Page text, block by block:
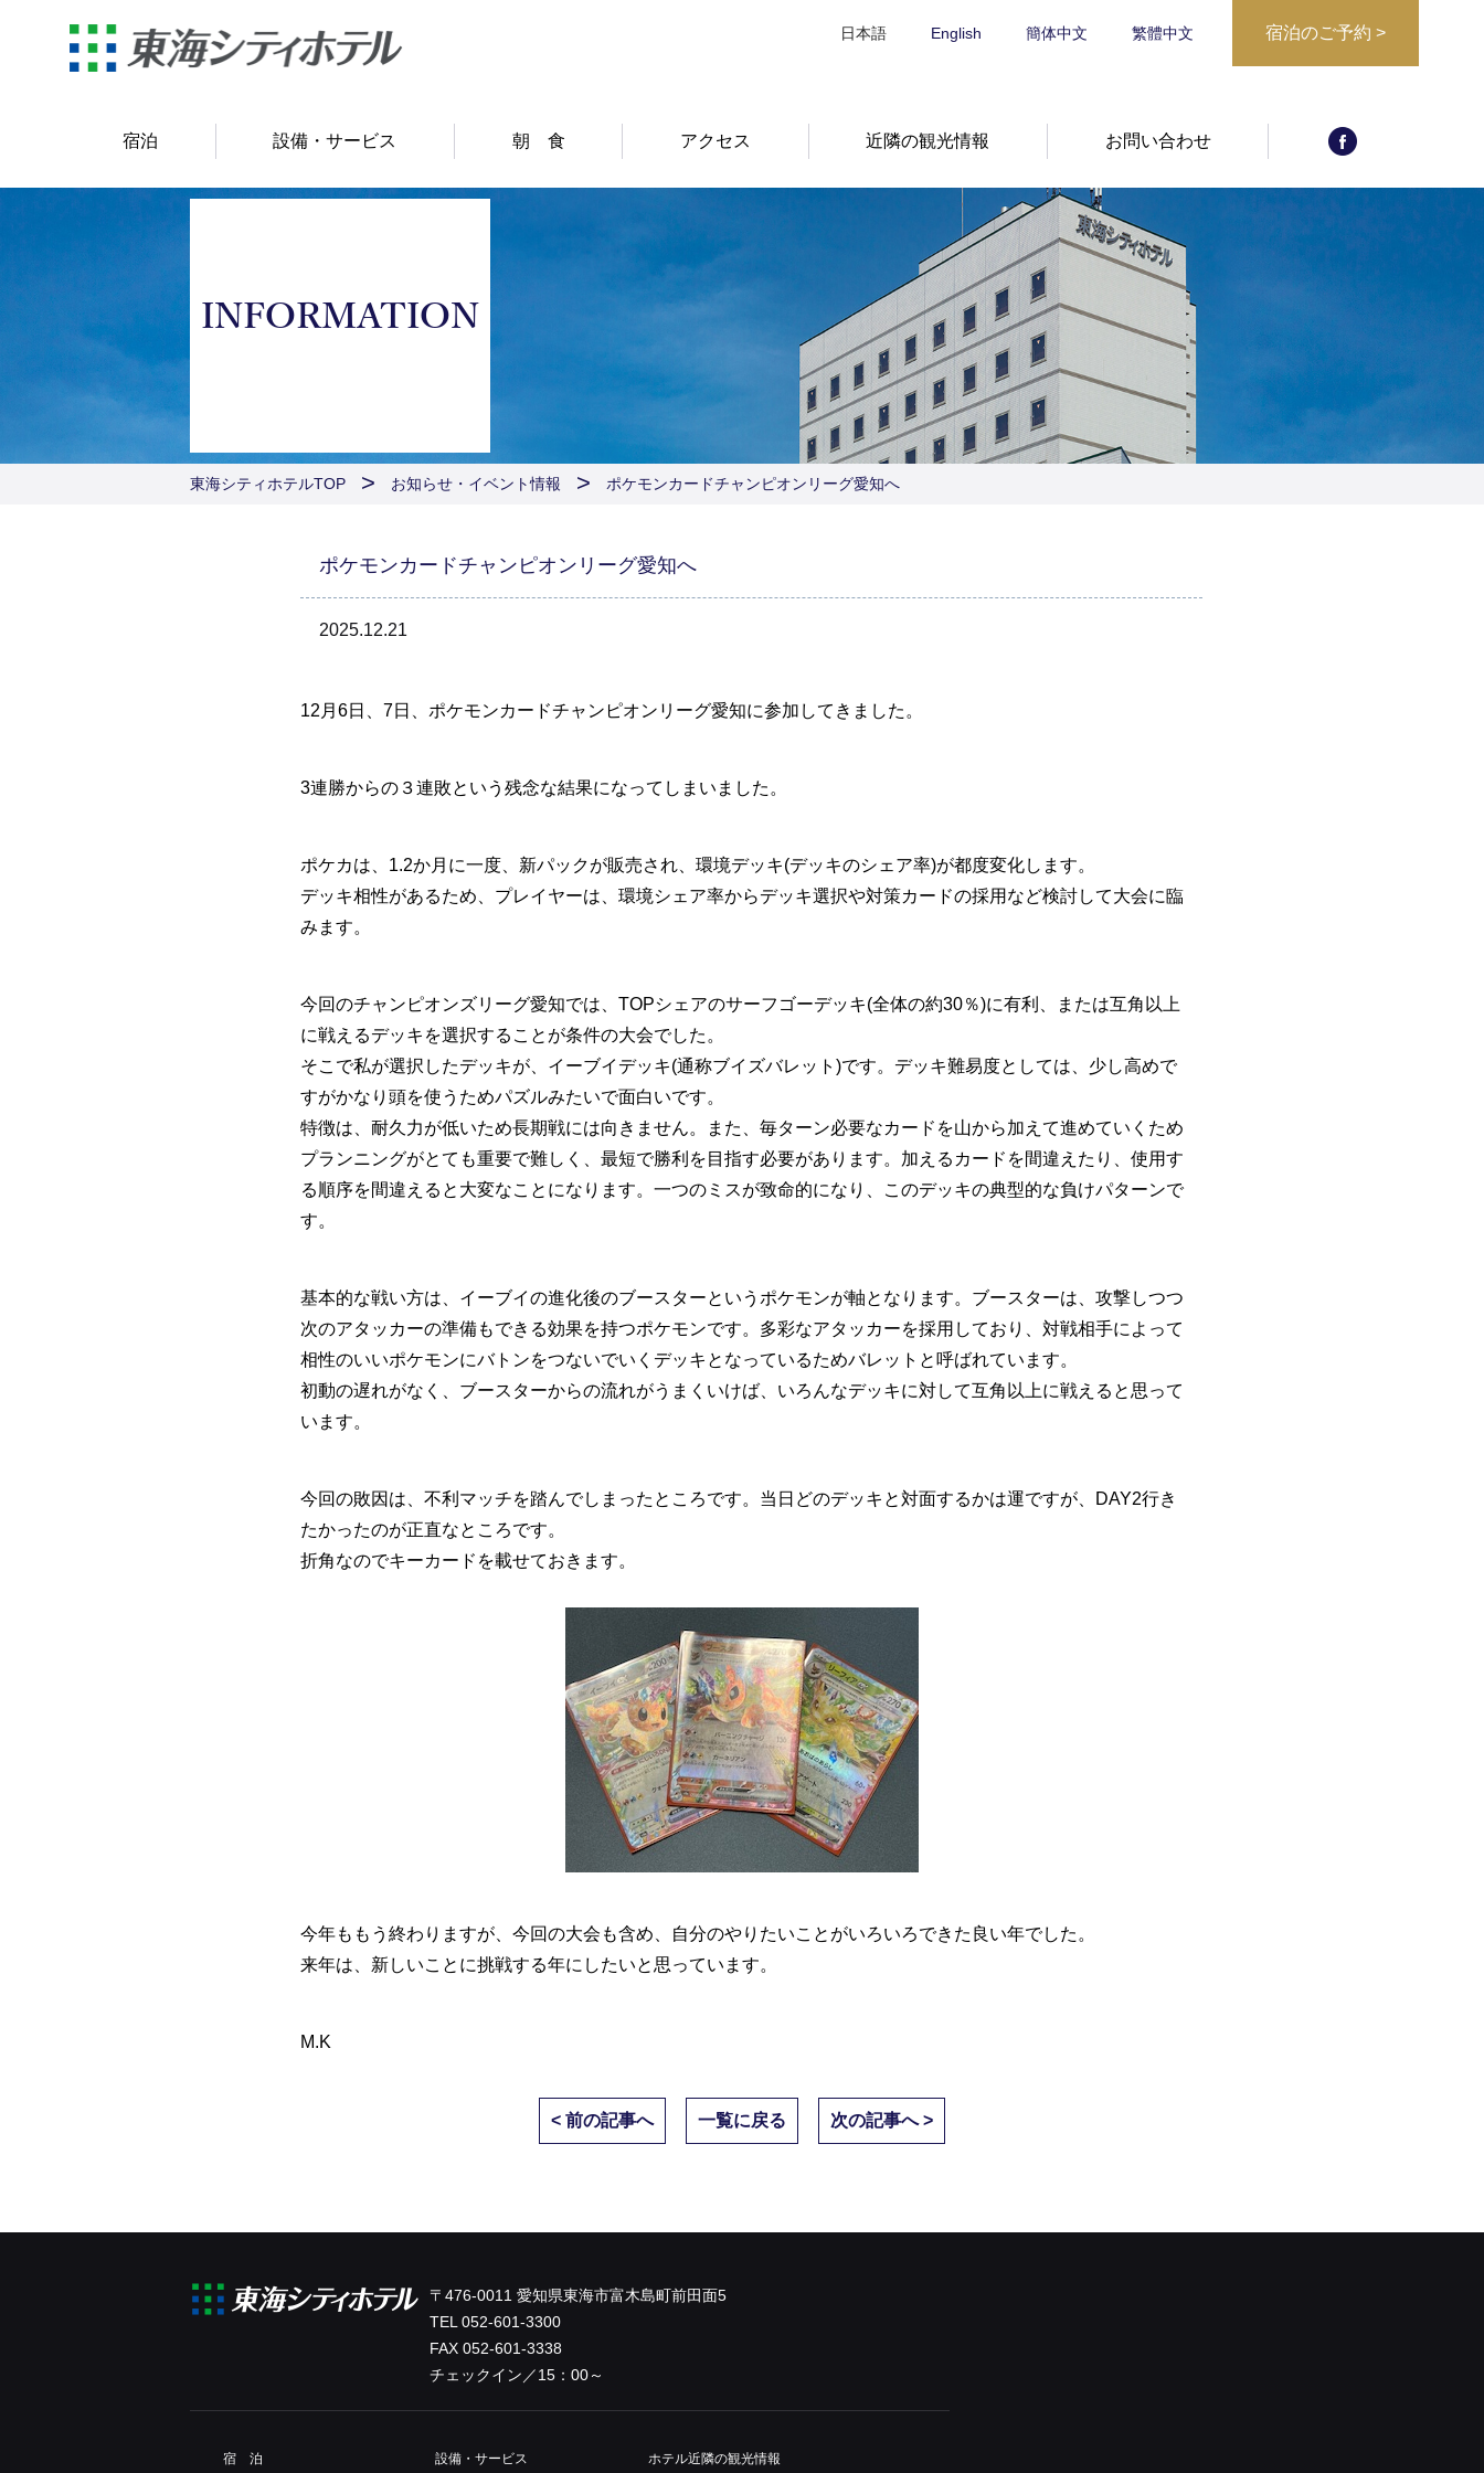
日本語 English 簡体中文 繁體中文 宿泊のご予約 >
約
宿泊プランから
ンセル
宿泊 設備・サービス 朝 食 アクセス 近隣の観光情報 お問い合わせ
INFORMATION
東海シティホテルTOP お知らせ・イベント情報 ポケモンカードチャンピオンリーグ愛知へ
ポケモンカードチャンピオンリーグ愛知へ
2025.12.21
12月6日、7日、ポケモンカードチャンピオンリーグ愛知に参加してきました。
3連勝からの３連敗という残念な結果になってしまいました。
ポケカは、1.2か月に一度、新パックが販売され、環境デッキ(デッキのシェア率)が都度変化します。
デッキ相性があるため、プレイヤーは、環境シェア率からデッキ選択や対策カードの採用など検討して大会に臨
みます。
今回のチャンピオンズリーグ愛知では、TOPシェアのサーフゴーデッキ(全体の約30％)に有利、または互角以上
に戦えるデッキを選択することが条件の大会でした。
そこで私が選択したデッキが、イーブイデッキ(通称ブイズバレット)です。デッキ難易度としては、少し高めで
すがかなり頭を使うためパズルみたいで面白いです。
特徴は、耐久力が低いため長期戦には向きません。また、毎ターン必要なカードを山から加えて進めていくため
プランニングがとても重要で難しく、最短で勝利を目指す必要があります。加えるカードを間違えたり、使用す
る順序を間違えると大変なことになります。一つのミスが致命的になり、このデッキの典型的な負けパターンで
す。
基本的な戦い方は、イーブイの進化後のブースターというポケモンが軸となります。ブースターは、攻撃しつつ
次のアタッカーの準備もできる効果を持つポケモンです。多彩なアタッカーを採用しており、対戦相手によって
相性のいいポケモンにバトンをつないでいくデッキとなっているためバレットと呼ばれています。
初動の遅れがなく、ブースターからの流れがうまくいけば、いろんなデッキに対して互角以上に戦えると思って
います。
今回の敗因は、不利マッチを踏んでしまったところです。当日どのデッキと対面するかは運ですが、DAY2行き
たかったのが正直なところです。
折角なのでキーカードを載せておきます。
今年ももう終わりますが、今回の大会も含め、自分のやりたいことがいろいろできた良い年でした。
来年は、新しいことに挑戦する年にしたいと思っています。
M.K
< 前の記事へ 一覧に戻る 次の記事へ >
〒476-0011 愛知県東海市富木島町前田面5
TEL 052-601-3300
FAX 052-601-3338
チェックイン／15：00～
宿 泊 設備・サービス ホテル近隣の観光情報